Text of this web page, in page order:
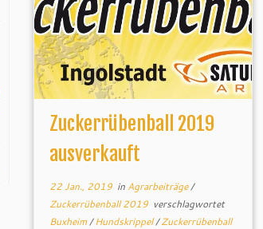
Zuckerrübenball 2019
ausverkauft
22 Jan., 2019 in Agrarbeiträge/
Zuckerrübenball 2019 verschlagwortet
Buxheim/Hundskrippel/Zuckerrübenball